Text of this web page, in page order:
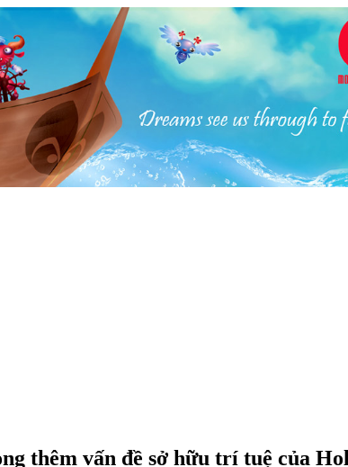
thêm vấn đề sở hữu trí tuệ của